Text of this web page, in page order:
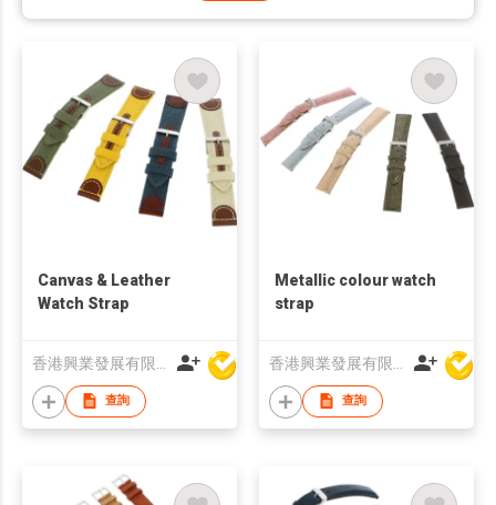
Canvas & Leather
Watch Strap
查詢
Metallic colour watch
strap
查詢